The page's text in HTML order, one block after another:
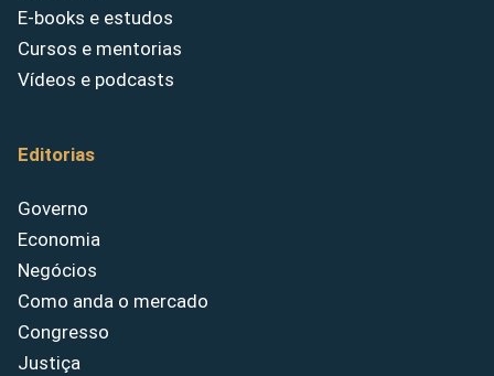
E-books e estudos
Cursos e mentorias
Vídeos e podcasts
Editorias
Governo
Economia
Negócios
Como anda o mercado
Congresso
Justiça